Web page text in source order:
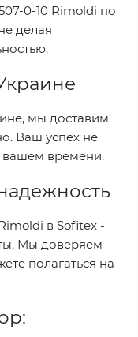
0-10 Rimoldi по
делая
мы доставим
Ваш успех не
вашем времени.
в Sofitex -
Мы доверяем
полагаться на